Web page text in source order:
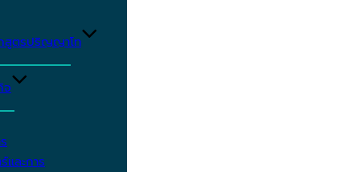
สูตรปริญญาโท
จ
ละการ